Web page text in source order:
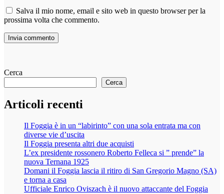
Salva il mio nome, email e sito web in questo browser per la
prossima volta che commento.
Cerca
Cerca
Articoli recenti
Il Foggia è in un “labirinto” con una sola entrata ma con
diverse vie d’uscita
Il Foggia presenta altri due acquisti
L’ex presidente rossonero Roberto Felleca si ” prende” la
nuova Ternana 1925
Domani il Foggia lascia il ritiro di San Gregorio Magno (SA)
e torna a casa
Ufficiale Enrico Oviszach è il nuovo attaccante del Foggia